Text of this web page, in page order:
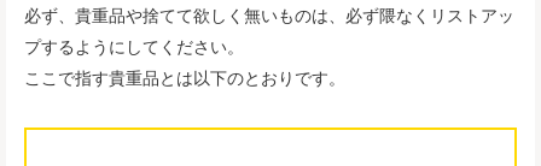
必ず、貴重品や捨てて欲しく無いものは、必ず隈なくリストアッ
プするようにしてください。
ここで指す貴重品とは以下のとおりです。